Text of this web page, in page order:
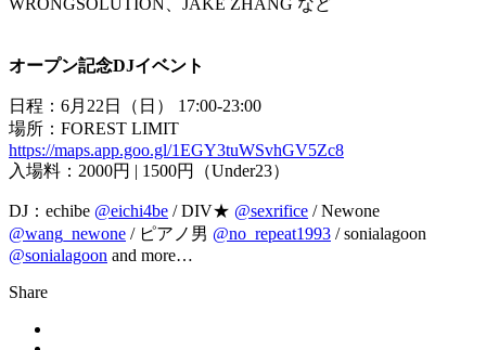
WRONGSOLUTION、JAKE ZHANG など
オープン記念DJイベント
日程：6月22日（日） 17:00-23:00
場所：FOREST LIMIT
https://maps.app.goo.gl/1EGY3tuWSvhGV5Zc8
入場料：2000円 | 1500円（Under23）
DJ：echibe @eichi4be / DIV★ @sexrifice / Newone
@wang_newone / ピアノ男 @no_repeat1993 / sonialagoon
@sonialagoon and more…
Share